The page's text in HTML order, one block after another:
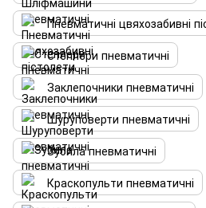
Пневматичні цвяхозабивні
Степлери пневматичні
Заклепочники пневматичні
Шуруповерти пневматичні
Зубила пневматичні
Краскопульти пневматичні